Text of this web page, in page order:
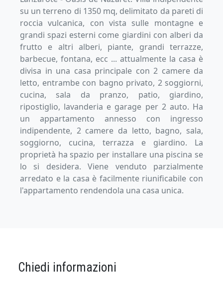
su un terreno di 1350 mq, delimitato da pareti di
roccia vulcanica, con vista sulle montagne e
grandi spazi esterni come giardini con alberi da
frutto e altri alberi, piante, grandi terrazze,
barbecue, fontana, ecc ... attualmente la casa è
divisa in una casa principale con 2 camere da
letto, entrambe con bagno privato, 2 soggiorni,
cucina, sala da pranzo, patio, giardino,
ripostiglio, lavanderia e garage per 2 auto. Ha
un appartamento annesso con ingresso
indipendente, 2 camere da letto, bagno, sala,
soggiorno, cucina, terrazza e giardino. La
proprietà ha spazio per installare una piscina se
lo si desidera. Viene venduto parzialmente
arredato e la casa è facilmente riunificabile con
l'appartamento rendendola una casa unica.
Chiedi informazioni